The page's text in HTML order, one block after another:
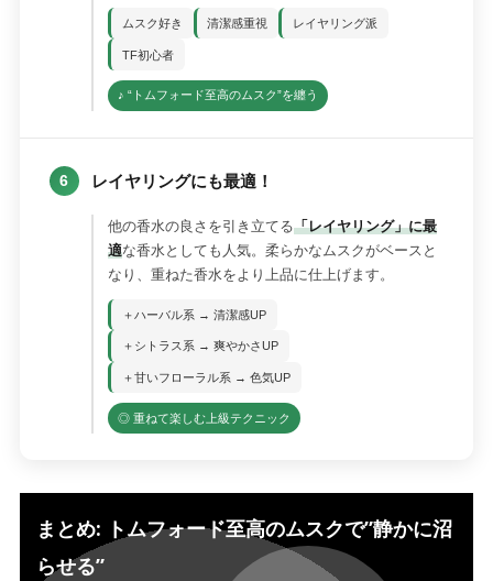
ムスク好き 清潔感重視 レイヤリング派
TF初心者
♪ “トムフォード至高のムスク”を纏う
6 レイヤリングにも最適！
他の香水の良さを引き立てる「レイヤリング」に最
適な香水としても人気。柔らかなムスクがベースと
なり、重ねた香水をより上品に仕上げます。
＋ハーバル系 → 清潔感UP
＋シトラス系 → 爽やかさUP
＋甘いフローラル系 → 色気UP
◎ 重ねて楽しむ上級テクニック
まとめ: トムフォード至高のムスクで”静かに沼
らせる”